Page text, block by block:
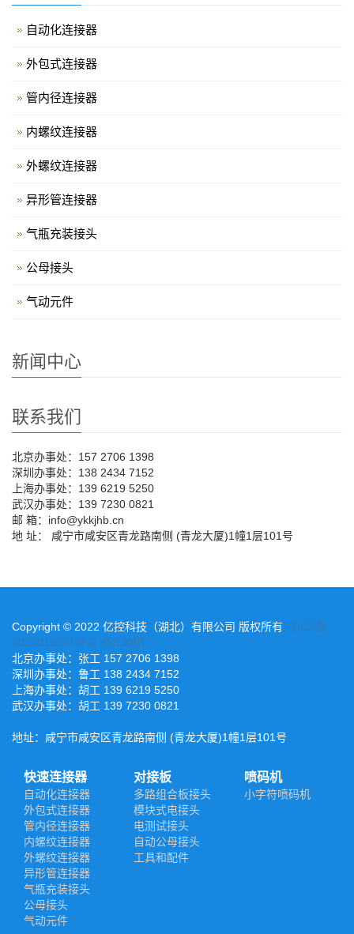
自动化连接器
外包式连接器
管内径连接器
内螺纹连接器
外螺纹连接器
异形管连接器
气瓶充装接头
公母接头
气动元件
新闻中心
联系我们
北京办事处：157 2706 1398
深圳办事处：138 2434 7152
上海办事处：139 6219 5250
武汉办事处：139 7230 0821
邮 箱：info@ykkjhb.cn
地 址： 咸宁市咸安区青龙路南侧 (青龙大厦)1幢1层101号
Copyright © 2022 亿控科技（湖北）有限公司 版权所有 鄂ICP备
2022015221号-2 XML地图
北京办事处：张工 157 2706 1398
深圳办事处：鲁工 138 2434 7152
上海办事处：胡工 139 6219 5250
武汉办事处：胡工 139 7230 0821
地址：咸宁市咸安区青龙路南侧 (青龙大厦)1幢1层101号
快速连接器
自动化连接器
外包式连接器
管内径连接器
内螺纹连接器
外螺纹连接器
异形管连接器
气瓶充装接头
公母接头
气动元件
对接板
多路组合板接头
模块式电接头
电测试接头
自动公母接头
工具和配件
喷码机
小字符喷码机